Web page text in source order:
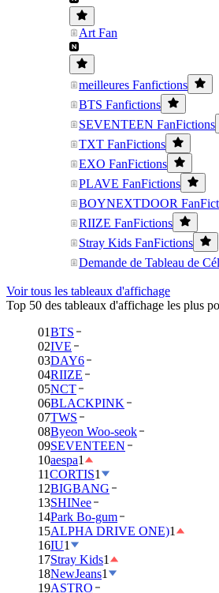
Art Fan
meilleures Fanfictions
BTS Fanfictions
SEVENTEEN FanFictions
TXT FanFictions
EXO FanFictions
PLAVE FanFictions
BOYNEXTDOOR
RIIZE FanFictions
Stray Kids FanFictions
Demande de Tableau de
Voir tous les tableaux d'affichage
Top 50 des tableaux d'affichage les plus
01BTS
02IVE
03DAY6
04RIIZE
05NCT
06BLACKPINK
07TWS
08Byeon Woo-seok
09SEVENTEEN
10aespa1
11CORTIS1
12BIGBANG
13SHINee
14Park Bo-gum
15ALPHA DRIVE ONE)1
16IU1
17Stray Kids1
18NewJeans1
19ASTRO